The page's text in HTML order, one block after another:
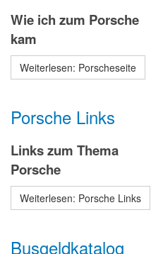
Wie ich zum Porsche
kam
Weiterlesen: Porscheseite
Porsche Links
Links zum Thema
Porsche
Weiterlesen: Porsche Links
Busgeldkatalog